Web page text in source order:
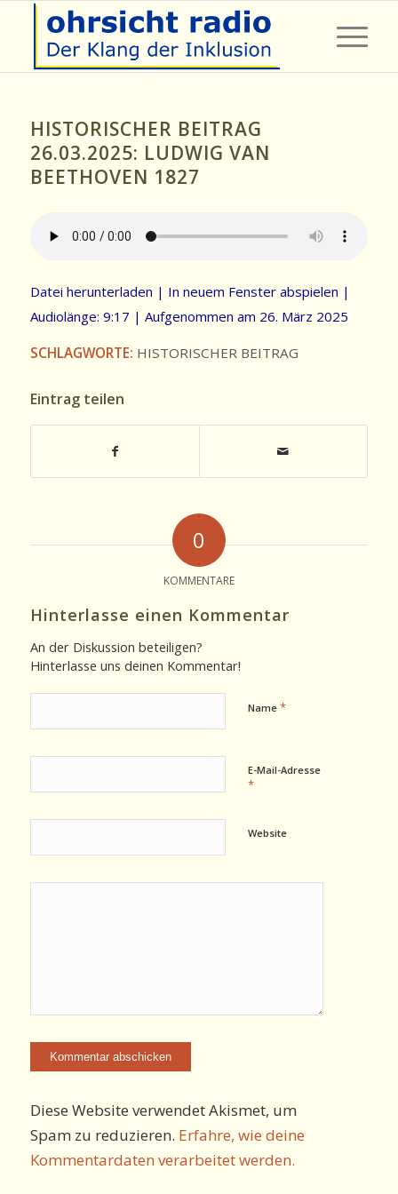
HISTORISCHER BEITRAG
26.03.2025: LUDWIG VAN
BEETHOVEN 1827
Datei herunterladen | In neuem Fenster abspielen |
Audiolänge: 9:17 | Aufgenommen am 26. März 2025
SCHLAGWORTE: HISTORISCHER BEITRAG
Eintrag teilen
0
KOMMENTARE
Hinterlasse einen Kommentar
An der Diskussion beteiligen?
Hinterlasse uns deinen Kommentar!
Name *
E-Mail-Adresse
*
Website
Diese Website verwendet Akismet, um
Spam zu reduzieren. Erfahre, wie deine
Kommentardaten verarbeitet werden.